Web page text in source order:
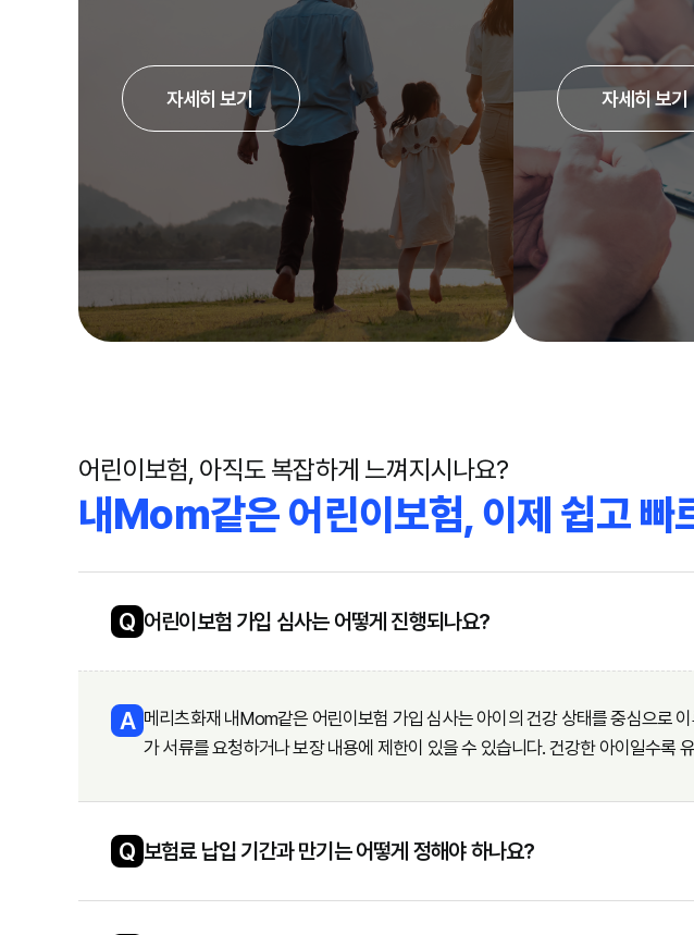
자세히 보기 자세히 보기
어린이보험, 아직도 복잡하게 느껴지시나요?
내Mom같은 어린이보험, 이제 쉽고 빠
Q 어린이보험 가입 심사는 어떻게 진행되나요?
A 메리츠화재 내Mom같은 어린이보험 가입 심사는 아이의 건강 상태를 중심으로
가 서류를 요청하거나 보장 내용에 제한이 있을 수 있습니다. 건강한 아이일수록
Q 보험료 납입 기간과 만기는 어떻게 정해야 하나요?